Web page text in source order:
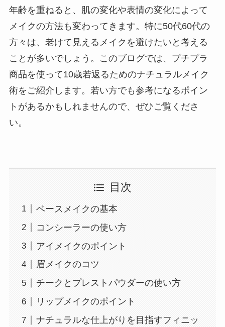
年齢を重ねると、肌の変化や表情の変化によって
メイクの方法も変わってきます。特に50代60代の
方々は、老けて見えるメイクを避けたいと考える
ことが多いでしょう。このブログでは、プチプラ
商品を使って10歳若返るためのナチュラルメイク
術をご紹介します。若い方でも参考になるポイン
トがあるかもしれませんので、ぜひご覧くださ
い。
目次
ベースメイクの基本
コンシーラーの使い方
アイメイクのポイント
眉メイクのコツ
チークとプレストパウダーの使い方
リップメイクのポイント
ナチュラルな仕上がりを目指すフィニッ